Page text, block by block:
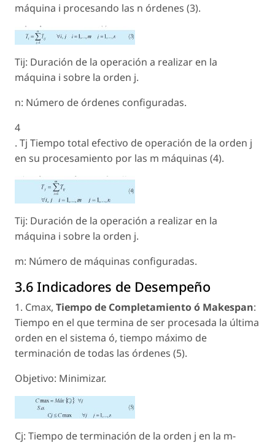
máquina i procesando las n órdenes (3).
Tij: Duración de la operación a realizar en la
máquina i sobre la orden j.
n: Número de órdenes configuradas.
4
. Tj Tiempo total efectivo de operación de la orden j
en su procesamiento por las m máquinas (4).
Tij: Duración de la operación a realizar en la
máquina i sobre la orden j.
m: Número de máquinas configuradas.
3.6 Indicadores de Desempeño
1. Cmax, Tiempo de Completamiento ó Makespan:
Tiempo en el que termina de ser procesada la última
orden en el sistema ó, tiempo máximo de
terminación de todas las órdenes (5).
Objetivo: Minimizar.
Cj: Tiempo de terminación de la orden j en la m-